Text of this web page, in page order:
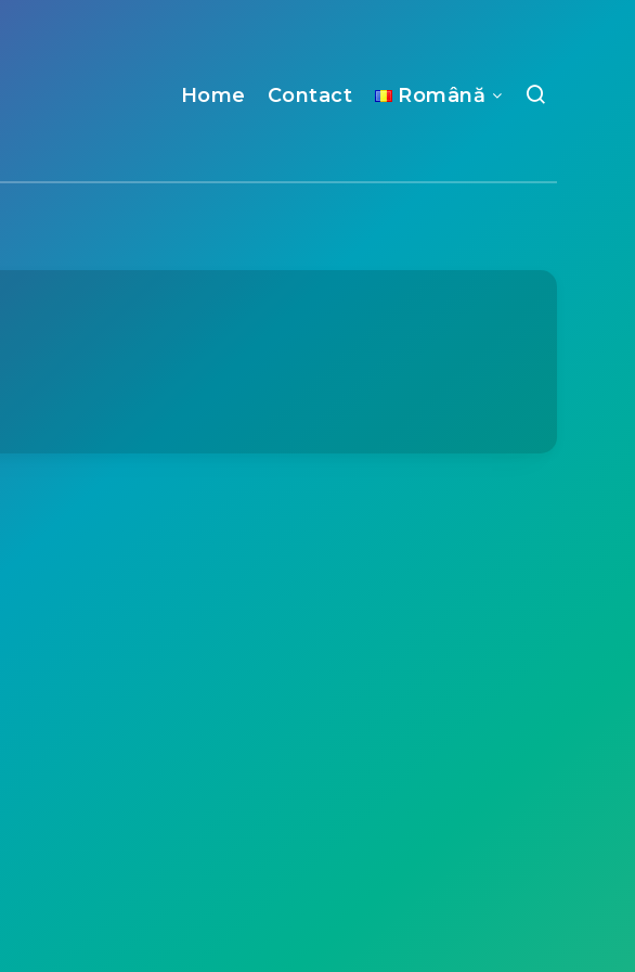
Home Contact Română